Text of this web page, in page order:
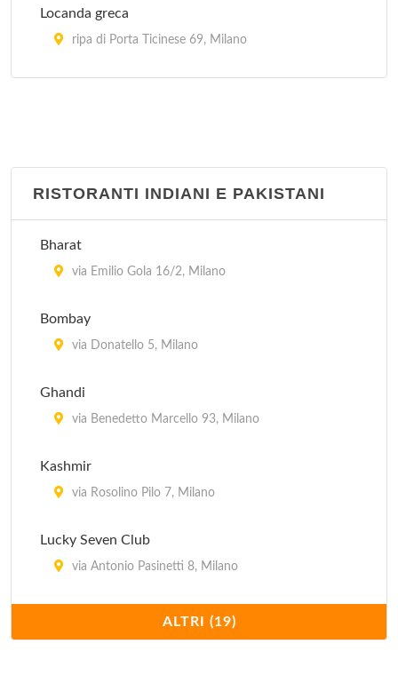
Locanda greca
ripa di Porta Ticinese 69, Milano
via Maurizio Quadrio 23, Milano
RISTORANTI INDIANI E PAKISTANI
Bharat
via Emilio Gola 16/2, Milano
Bombay
via Donatello 5, Milano
Ghandi
via Benedetto Marcello 93, Milano
Kashmir
via Rosolino Pilo 7, Milano
Lucky Seven Club
via Antonio Pasinetti 8, Milano
via Vetere 12, Milano
ALTRI (19)